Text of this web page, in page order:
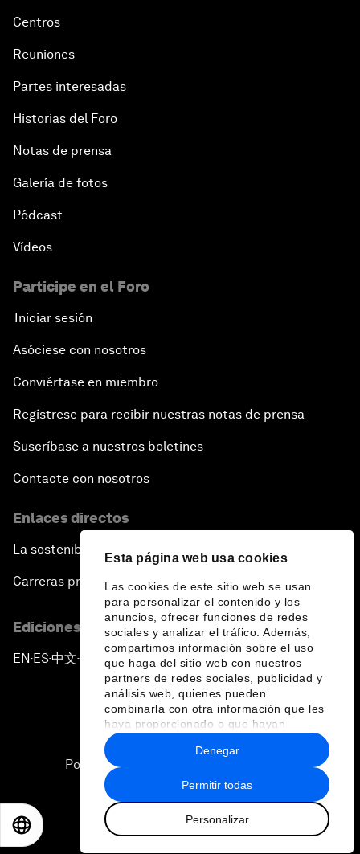
Esta página web usa cookies
Las cookies de este sitio web se usan
para personalizar el contenido y los
anuncios, ofrecer funciones de redes
sociales y analizar el tráfico. Además,
compartimos información sobre el uso
que haga del sitio web con nuestros
partners de redes sociales, publicidad y
análisis web, quienes pueden
combinarla con otra información que les
haya proporcionado o que hayan
recopilado a partir del uso que haya
hecho de sus servicios.
Permitir todas
Personalizar
Denegar
Centros
Reuniones
Partes interesadas
Historias del Foro
Notas de prensa
Galería de fotos
Pódcast
Vídeos
Participe en el Foro
Iniciar sesión
Asóciese con nosotros
Conviértase en miembro
Regístrese para recibir nuestras notas de prensa
Suscríbase a nuestros boletines
Contacte con nosotros
Enlaces directos
La sostenibilidad en el Foro
Carreras profesionales
Ediciones en otros idiomas
EN ▪ES▪中文▪ 日本語
Política de privacidad y normas de uso
Sitemap
2026 Foro Económico Mundial